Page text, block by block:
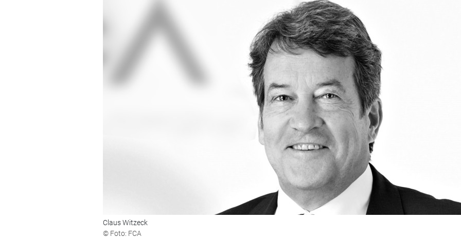
Claus Witzeck
© Foto: FCA